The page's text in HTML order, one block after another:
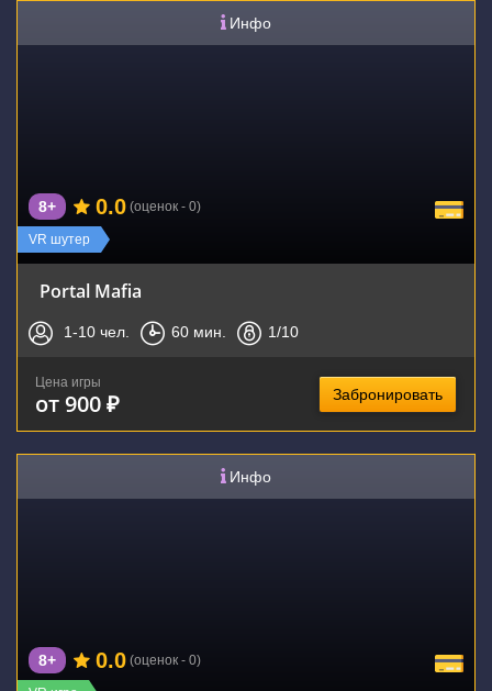
Инфо
VR шутер
8+ 0.0 (оценок - 0)
Portal Mafia
1-10 чел. 60 мин. 1/10
Цена игры
от 900 ₽ Забронировать
Инфо
8+ 0.0 (оценок - 0)